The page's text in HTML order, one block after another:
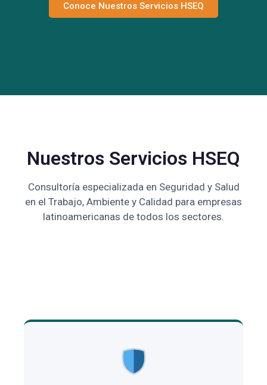
Conoce Nuestros Servicios HSEQ
Nuestros Servicios HSEQ
Consultoría especializada en Seguridad y Salud
en el Trabajo, Ambiente y Calidad para empresas
latinoamericanas de todos los sectores.